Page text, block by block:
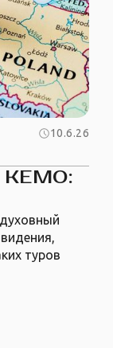
10.6.26
КЕМО:
туров